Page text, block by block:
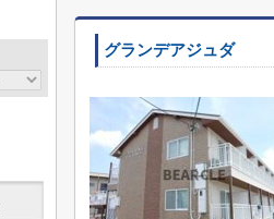
グランデアジュダ